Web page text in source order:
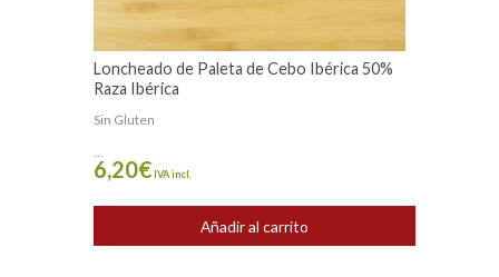
Loncheado de Paleta de Cebo Ibérica 50%
Raza Ibérica
Sin Gluten
...
6,20€IVA incl.
Añadir al carrito